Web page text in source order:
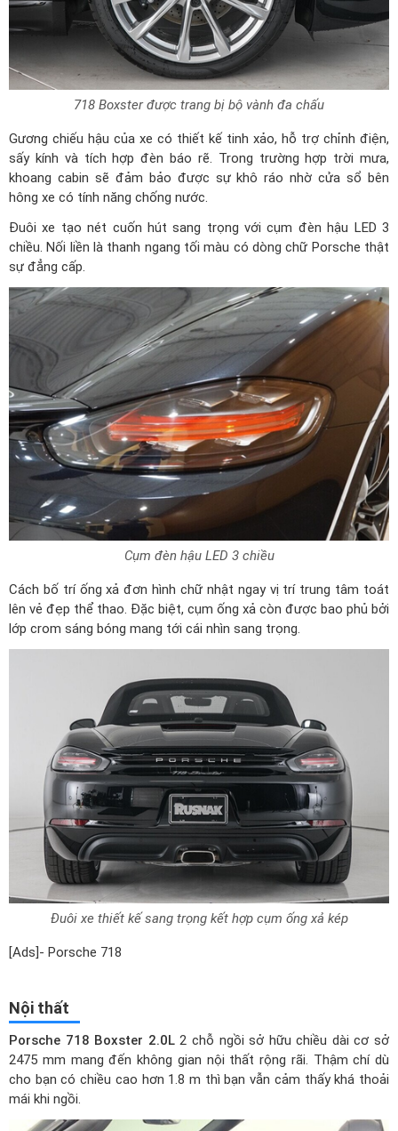
718 Boxster được trang bị bộ vành đa chấu
Gương chiếu hậu của xe có thiết kế tinh xảo, hỗ trợ chỉnh điện,
sấy kính và tích hợp đèn báo rẽ. Trong trường hợp trời mưa,
khoang cabin sẽ đảm bảo được sự khô ráo nhờ cửa sổ bên
hông xe có tính năng chống nước.
Đuôi xe tạo nét cuốn hút sang trọng với cụm đèn hậu LED 3
chiều. Nối liền là thanh ngang tối màu có dòng chữ Porsche thật
sự đẳng cấp.
Cụm đèn hậu LED 3 chiều
Cách bố trí ống xả đơn hình chữ nhật ngay vị trí trung tâm toát
lên vẻ đẹp thể thao. Đặc biệt, cụm ống xả còn được bao phủ bởi
lớp crom sáng bóng mang tới cái nhìn sang trọng.
Đuôi xe thiết kế sang trọng kết hợp cụm ống xả kép
[Ads]- Porsche 718
Nội thất
Porsche 718 Boxster 2.0L2 chỗ ngồi sở hữu chiều dài cơ sở
2475 mm mang đến không gian nội thất rộng rãi. Thậm chí dù
cho bạn có chiều cao hơn 1.8 m thì bạn vẫn cảm thấy khá thoải
mái khi ngồi.